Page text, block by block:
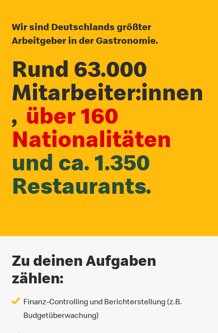
Wir sind Deutschlands größter
Arbeitgeber in der Gastronomie.
Rund 63.000
Mitarbeiter:innen
, über 160
Nationalitäten
und ca. 1.350
Restaurants.
Zu deinen Aufgaben
zählen:
Finanz-Controlling und Berichterstellung (z.B.
Budgetüberwachung)